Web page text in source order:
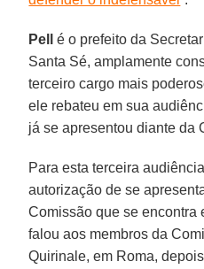
Pell
é o prefeito da
Santa Sé, amplamente
terceiro cargo mais
ele rebateu em sua
já se apresentou diante da
Para esta terceira
autorização de se
Comissão que se encontra
falou aos membros da
Quirinale, em Roma,